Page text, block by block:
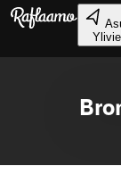
Liigu peamise